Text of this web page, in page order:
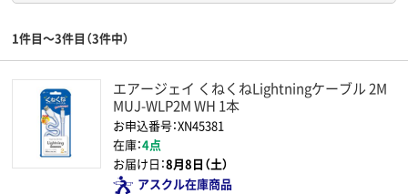
1件目～3件目（3件中）
エアージェイ くねくねLightningケーブル 2M
MUJ-WLP2M WH 1本
お申込番号：XN45381
在庫：4点
お届け日：8月8日（土）
アスクル在庫商品